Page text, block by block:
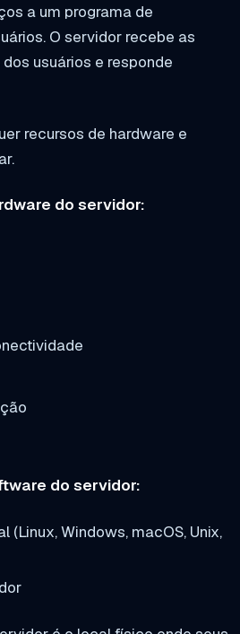
a um programa de
O servidor recebe as
usuários e responde
recursos de hardware e
do servidor:
do servidor:
(Linux, Windows, macOS, Unix,